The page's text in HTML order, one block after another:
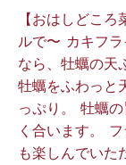
【おはしどこ
ルで〜 ⁡ カキフ
なら、牡蠣の天
牡蠣をふわっと
っぷり。 ⁡ 牡蠣
く合います。
も楽しんでいた